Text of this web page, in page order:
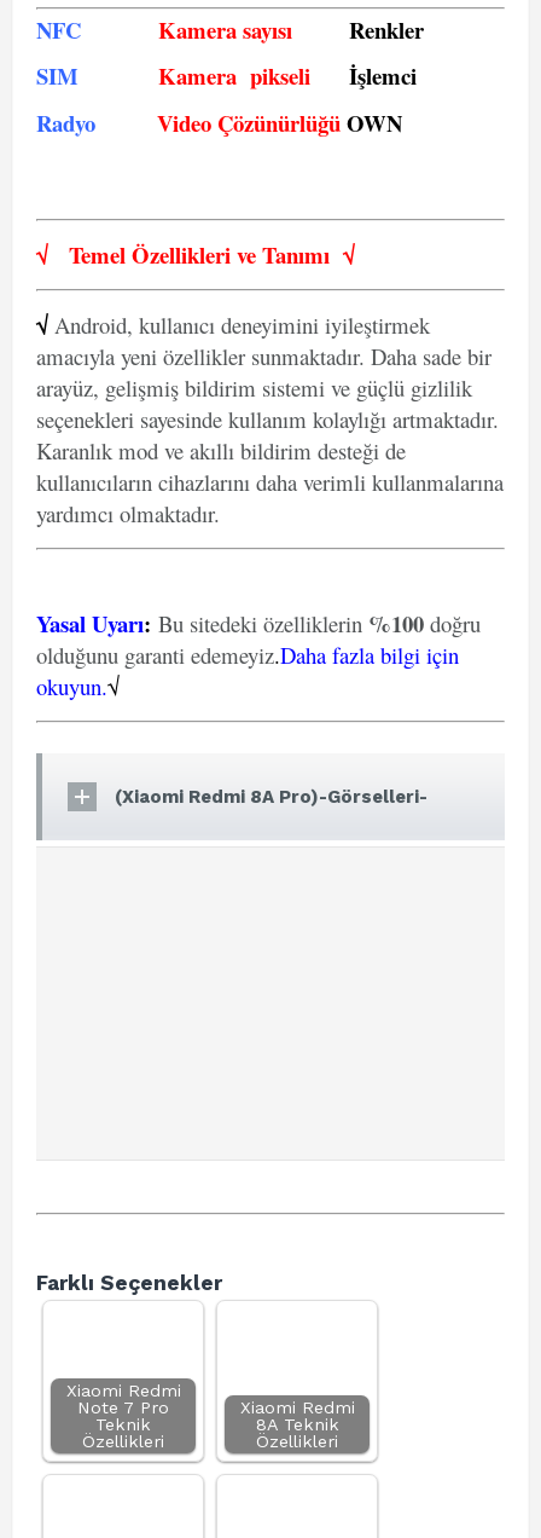
NFC Kamera sayısı
Renkler
SIM
Kamera pikseli
İşlemci
Radyo
Video ÇözünürlüğüOWN
√ Temel Özellikleri veTanımı √
√ Android, kullanıcı deneyimini iyileştirmek
amacıyla yeni özellikler sunmaktadır. Daha sade bir
arayüz, gelişmiş bildirim sistemi ve güçlü gizlilik
seçenekleri sayesinde kullanım kolaylığı artmaktadır.
Karanlık mod ve akıllı bildirim desteği de
kullanıcıların cihazlarını daha verimli kullanmalarına
yardımcı olmaktadır.
Yasal Uyarı: Bu sitedeki özelliklerin %100 doğru
olduğunu garanti edemeyiz.Daha fazla bilgi için
okuyun.√
(Xiaomi Redmi 8A Pro)-Görselleri-
Farklı Seçenekler
Xiaomi Redmi
Note 7 Pro
Teknik
Özellikleri
Xiaomi Redmi
8A Teknik
Özellikleri